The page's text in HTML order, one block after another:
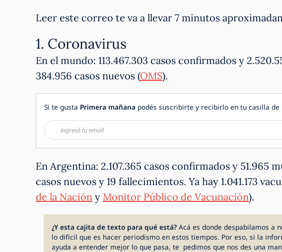
Leer este correo te va a llevar 7 minutos
1. Coronavirus
En el mundo: 113.467.303 casos confirmados y
384.956 casos nuevos (OMS).
Si te gusta Primera mañana podés suscribirte y recibirlo en tu casilla de
En Argentina: 2.107.365 casos confirmados y 51.965
casos nuevos y 19 fallecimientos. Ya hay 1.041.173
de la Nación y Monitor Público de Vacunación).
¿Y esta cajita de texto para qué está? Acá es donde despabilamos a
lo difícil que es hacer periodismo en estos tiempos. Por eso, si la
ayuda a entender mejor lo que pasa, te pedimos que nos des una